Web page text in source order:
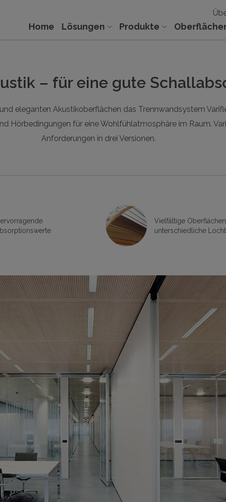
Home Lösungen Produkte
– für eine gute
eleganten Akustikoberflächen das Trennwandsystem
Hörbedingungen für eine Wohlfühlatmosphäre im Raum.
Anforderungen in drei Versionen.
Vielfältige
unterschiedliche